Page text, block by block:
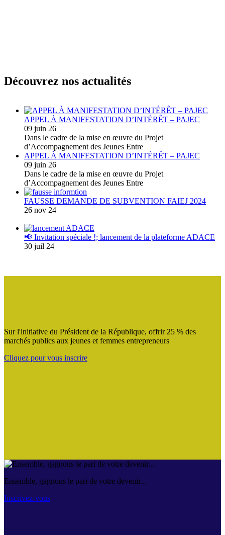
Découvrez nos actualités
APPEL À MANIFESTATION D’INTÉRÊT – PAJEC
09 juin 26
Dans le cadre de la mise en œuvre du Projet
d’Accompagnement des Jeunes Entre
APPEL À MANIFESTATION D’INTÉRÊT – PAJEC
09 juin 26
Dans le cadre de la mise en œuvre du Projet
d’Accompagnement des Jeunes Entre
FAUSSE DEMANDE DE SUBVENTION FAIEJ 2024
26 nov 24
📢 Invitation spéciale !; lancement de la plateforme ADACE
30 juil 24
Sur l'initiative du Président de la République, offrir 25 % des
marchés publics aux jeunes et femmes entrepreneurs
Cliquez pour vous inscrire
Ensemble, gagnons le pari de votre devenir...
Inscrivez-vous